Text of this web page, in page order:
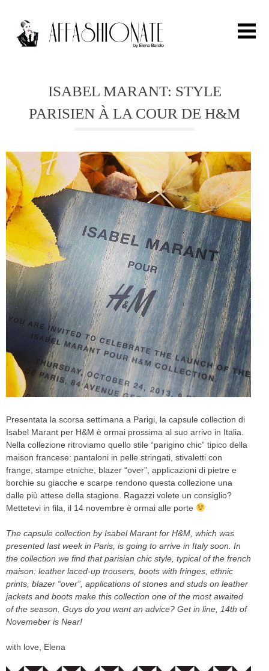
FASHION
OUTFIT
BEAUTY
TRAVEL
PARTIES
CELEB
VIDEO
PRESS
CONTACT
ABOUT
ARCHIVES
CONTACT
HOME
ISABEL MARANT: STYLE
PARISIEN À LA COUR DE H&M
Presentata la scorsa settimana a Parigi, la capsule collection di
Isabel Marant per H&M è ormai prossima al suo arrivo in Italia.
Nella collezione ritroviamo quello stile “parigino chic” tipico della
maison francese: pantaloni in pelle stringati, stivaletti con
frange, stampe etniche, blazer “over”, applicazioni di pietre e
borchie su giacche e scarpe rendono questa collezione una
dalle più attese della stagione. Ragazzi volete un consiglio?
Mettetevi in fila, il 14 novembre è ormai alle porte
The capsule collection by Isabel Marant for H&M, which was
presented last week in Paris, is going to arrive in Italy soon. In
the collection we find that parisian chic style, typical of the french
maison: leather laced-up trousers, boots with fringes, ethnic
prints, blazer “over”, applications of stones and studs on leather
jackets and boots make this collection one of the most awaited
of the season. Guys do you want an advice? Get in line, 14th of
Novemeber is Near!
with love, Elena